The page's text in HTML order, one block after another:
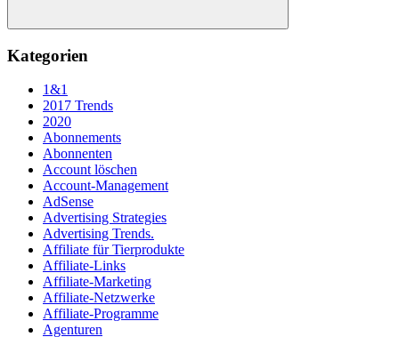
Suchen
Kategorien
1&1
2017 Trends
2020
Abonnements
Abonnenten
Account löschen
Account-Management
AdSense
Advertising Strategies
Advertising Trends.
Affiliate für Tierprodukte
Affiliate-Links
Affiliate-Marketing
Affiliate-Netzwerke
Affiliate-Programme
Agenturen